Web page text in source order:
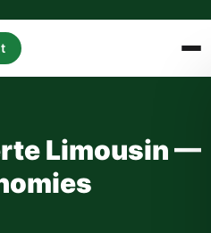
Limousin —